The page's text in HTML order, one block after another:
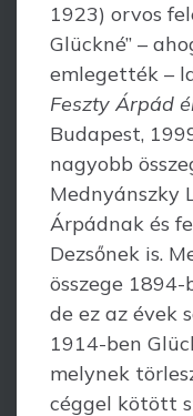
1923) orvos
Glückné” –
emlegették –
Feszty Árpád
Budapest,
nagyobb
Mednyánszky
Árpádnak és
Dezsőnek is.
összege
de ez az évek
1914-ben
melynek
céggel kötött